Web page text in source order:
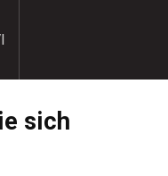
sich